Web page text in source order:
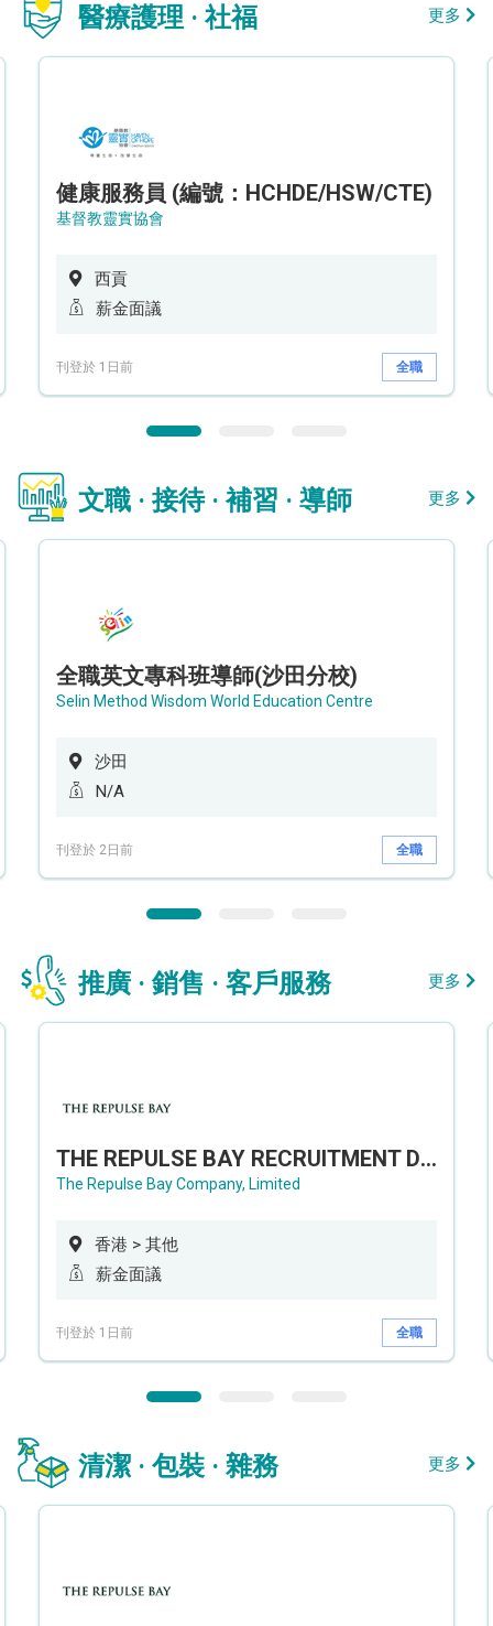
醫療護理 · 社福 更多
健康服務員 (編號：HCHDE/HSW/CTE)
基督教靈實協會
西貢
薪金面議
刊登於 1日前 全職
文職 · 接待 · 補習 · 導師 更多
全職英文專科班導師(沙田分校)
Selin Method Wisdom World Education Centre
沙田
N/A
刊登於 2日前 全職
推廣 · 銷售 · 客戶服務 更多
THE REPULSE BAY RECRUITMENT DAY 淺水灣影灣園人才招聘會
The Repulse Bay Company, Limited
香港 > 其他
薪金面議
刊登於 1日前 全職
清潔 · 包裝 · 雜務 更多